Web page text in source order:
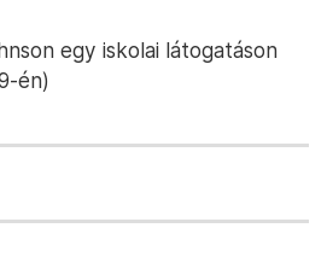
egy iskolai látogatáson
én)